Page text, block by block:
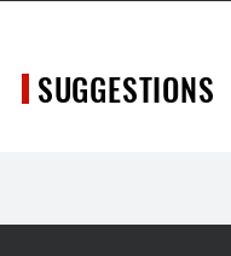
SUGGESTIONS